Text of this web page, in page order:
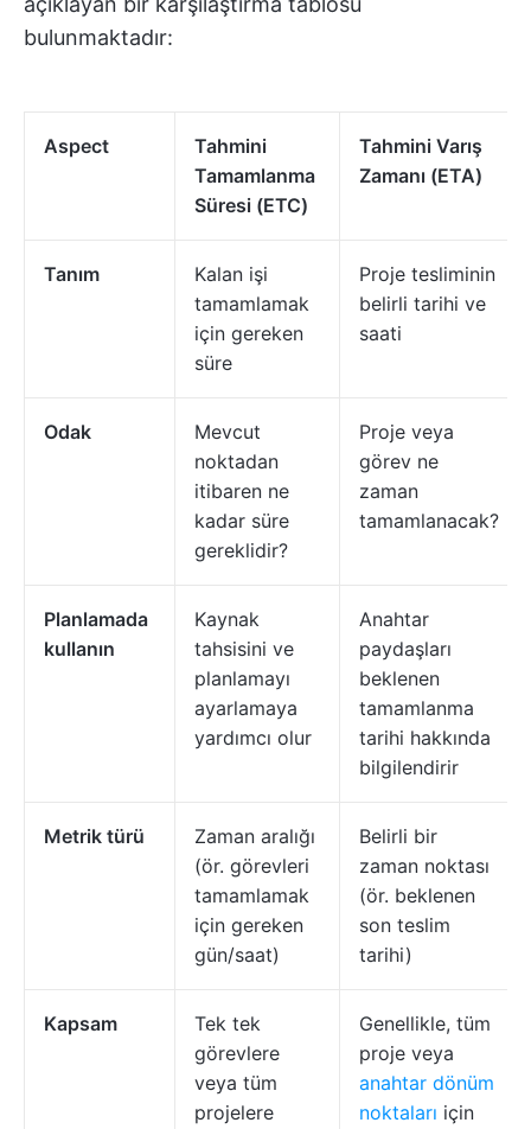
bulunmaktadır:
Aspect
Tahmini
Tamamlanma
Süresi (ETC)
Tahmini Varış
Zamanı (ETA)
Tanım
Kalan işi
tamamlamak
için gereken
süre
Proje tesliminin
belirli tarihi ve
saati
Odak
Mevcut
noktadan
itibaren ne
kadar süre
gereklidir?
Proje veya
görev ne
zaman
tamamlanacak?
Planlamada
kullanın
Kaynak
tahsisini ve
planlamayı
ayarlamaya
yardımcı olur
Anahtar
paydaşları
beklenen
tamamlanma
tarihi hakkında
bilgilendirir
Metrik türü
Zaman aralığı
(ör. görevleri
tamamlamak
için gereken
gün/saat)
Belirli bir
zaman noktası
(ör. beklenen
son teslim
tarihi)
Kapsam
Tek tek
görevlere
veya tüm
projelere
Genellikle, tüm
proje veya
anahtar dönüm
noktaları için